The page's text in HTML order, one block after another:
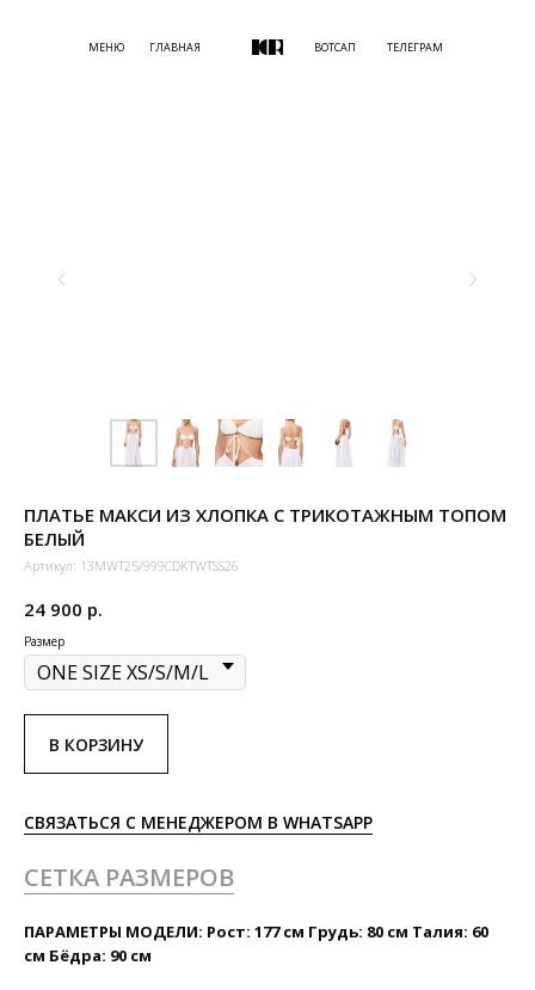
ВОТСАП ТЕЛЕГРАМ
МЕНЮ ГЛАВНАЯ
ПЛАТЬЕ МАКСИ ИЗ ХЛОПКА С ТРИКОТАЖНЫМ ТОПОМ
БЕЛЫЙ
Артикул: 13MWT25/999CDKTWTSS26
24 900 р.
Размер
В КОРЗИНУ
СВЯЗАТЬСЯ С МЕНЕДЖЕРОМ В WHATSAPP
СЕТКА РАЗМЕРОВ
ПАРАМЕТРЫ МОДЕЛИ: Рост: 177 см Грудь: 80 см Талия: 60
см Бёдра: 90 см